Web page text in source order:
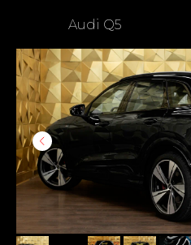
Audi Q5